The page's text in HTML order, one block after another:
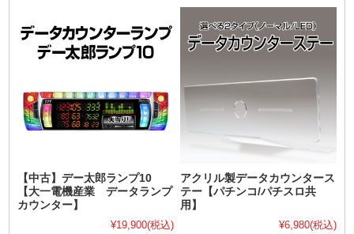
【中古】デー太郎ランプ10
【大一電機産業 データランプ
カウンター】
¥19,900(税込)
アクリル製データカウンタース
テー【パチンコ/パチスロ共
用】
¥6,980(税込)